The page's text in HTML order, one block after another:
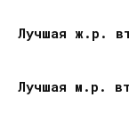
Лучшая ж.р.
Лучшая м.р.